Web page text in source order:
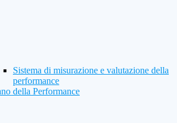
Sistema di misurazione e valutazione della
performance
della Performance